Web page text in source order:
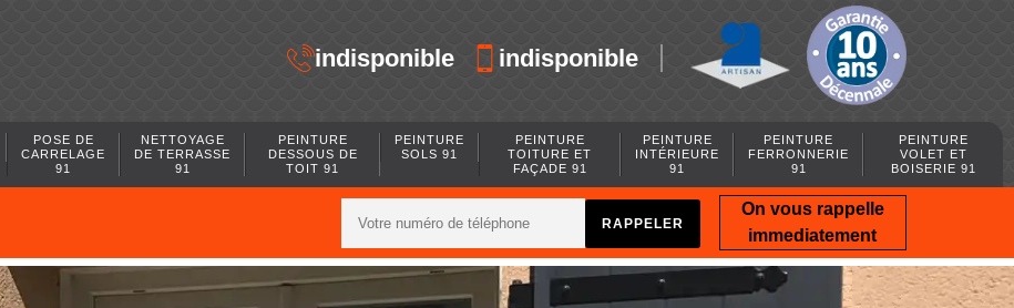
indisponible indisponible
POSE DE
CARRELAGE
91
NETTOYAGE
DE TERRASSE
91
PEINTURE
DESSOUS DE
TOIT 91
PEINTURE
SOLS 91
PEINTURE
TOITURE ET
FAÇADE 91
PEINTURE
INTÉRIEURE
91
PEINTURE
FERRONNERIE
91
PEINTURE
VOLET ET
BOISERIE 91
On vous rappelle
immediatement